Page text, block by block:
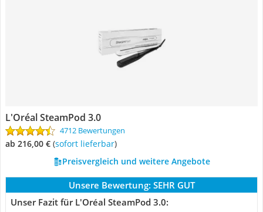
L'Oréal SteamPod 3.0
4712 Bewertungen
ab 216,00 € ( Sofort lieferbar)
Preisvergleich und weitere Angebote
Unsere Bewertung: SEHR GUT
Unser Fazit für L'Oréal SteamPod 3.0: